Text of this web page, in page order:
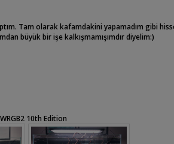
Tam olarak kafamdakini yapamadım gibi
büyük bir işe kalkışmamışımdır diyelim:)
10th Edition